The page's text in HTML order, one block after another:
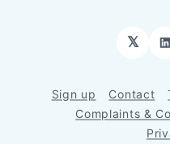
𝕏
Sign up Contact
Complaints &